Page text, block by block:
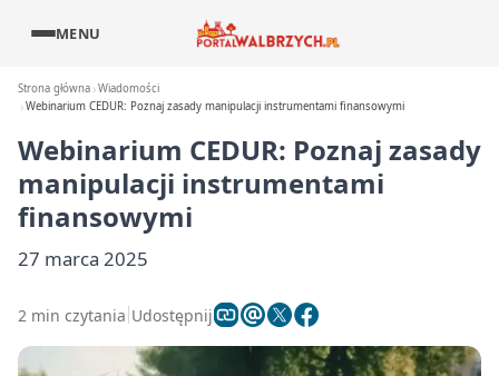
MENU
Strona główna Wiadomości
Webinarium CEDUR: Poznaj zasady manipulacji instrumentami finansowymi
Webinarium CEDUR: Poznaj zasady
manipulacji instrumentami
finansowymi
27 marca 2025
2 min czytania Udostępnij